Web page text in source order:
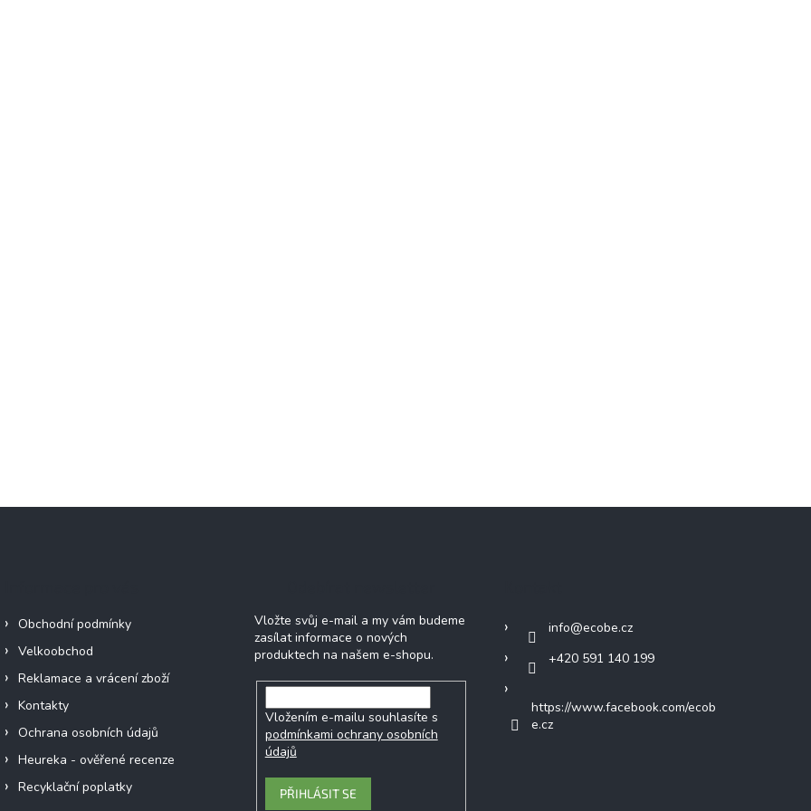
Obchodní podmínky
Velkoobchod
Reklamace a vrácení zboží
Kontakty
Ochrana osobních údajů
Heureka - ověřené recenze
Recyklační poplatky
Vložte svůj e-mail a my vám budeme
zasílat informace o nových
produktech na našem e-shopu.
Vložením e-mailu souhlasíte s
podmínkami ochrany osobních
údajů
PŘIHLÁSIT SE
info@ecobe.cz
+420 591 140 199
https://www.facebook.com/ecob
e.cz